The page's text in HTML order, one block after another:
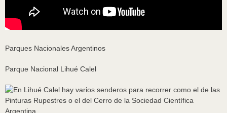
Parques Nacionales Argentinos
Parque Nacional Lihué Calel